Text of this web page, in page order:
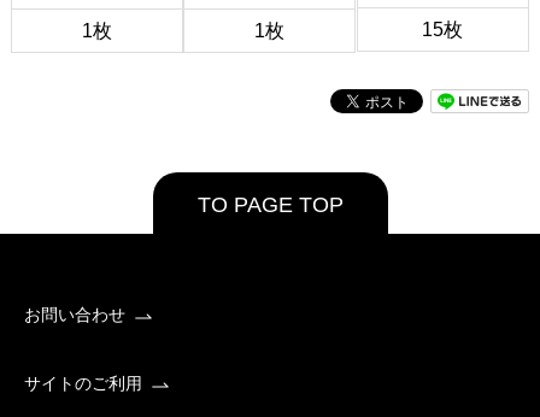
1枚 1枚 15枚
TO PAGE TOP
お問い合わせ
サイトのご利用